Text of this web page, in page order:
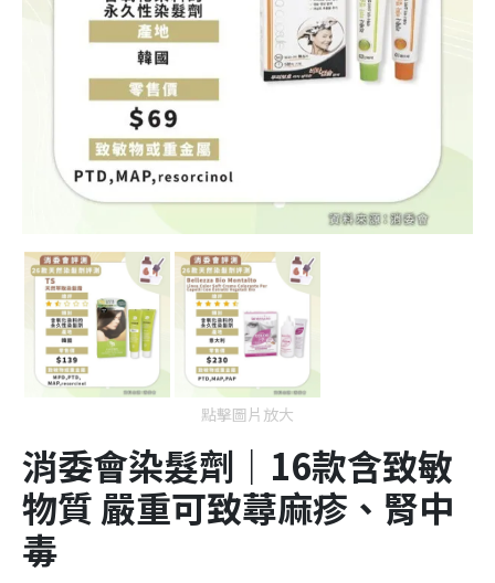
點擊圖片放大
消委會染髮劑 ｜16款含致敏
物質 嚴重可致蕁麻疹、腎中
毒